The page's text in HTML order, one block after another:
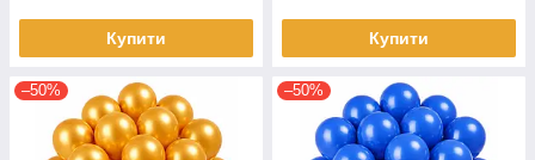
Купити Купити
–50% –50%